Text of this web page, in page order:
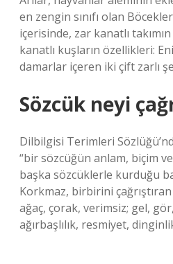
en zengin sınıfı olan
içerisinde, zar kanatlı
kanatlı kuşların özellikleri:
damarlar içeren iki çift zarlı
Sözcük neyi
Dilbilgisi Terimleri
“bir sözcüğün anlam, biçim ve
başka sözcüklerle kurduğu
Korkmaz, birbirini
ağaç, çorak, verimsiz; gel,
ağırbaşlılık, resmiyet,